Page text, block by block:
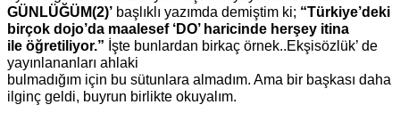
GÜNLÜĞÜM(2)’ başlıklı yazımda demiştim ki; “Türkiye’deki
birçok dojo’da maalesef ‘DO’ haricinde herşey itina
ile öğretiliyor.” İşte bunlardan birkaç örnek..Ekşisözlük’ de
yayınlananları ahlaki
bulmadığım için bu sütunlara almadım. Ama bir başkası daha
ilginç geldi, buyrun birlikte okuyalım.